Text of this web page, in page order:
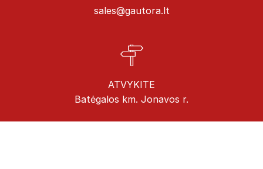
sales@gautora.lt
ATVYKITE
Batėgalos km. Jonavos r.